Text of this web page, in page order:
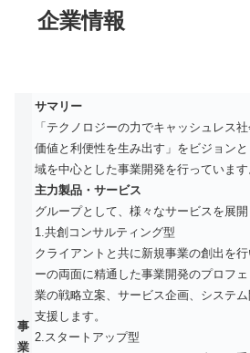
企業情報
事
業
サマリー
「テクノロジーの力でキャッシュレス
価値と利便性を生み出す」をビジョン
域を中心とした事業開発を行っています
主力製品・サービス
グループとして、様々なサービスを展開
1.共創コンサルティング型
クライアントと共に新規事業の創出を
ーの両面に精通した事業開発のプロフ
業の戦略立案、サービス企画、システ
支援します。
2.スタートアップ型